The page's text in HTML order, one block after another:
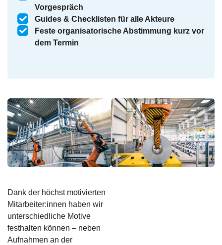
Vorgespräch
Guides & Checklisten für alle Akteure
Feste organisatorische Abstimmung kurz vor
dem Termin
Dank der höchst motivierten
Mitarbeiter:innen haben wir
unterschiedliche Motive
festhalten können – neben
Aufnahmen an der